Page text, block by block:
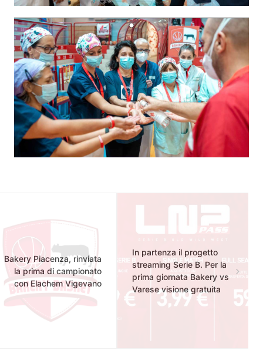
Bakery Piacenza, rinviata
la prima di campionato
con Elachem Vigevano
In partenza il progetto
streaming Serie B. Per la
prima giornata Bakery vs
Varese visione gratuita